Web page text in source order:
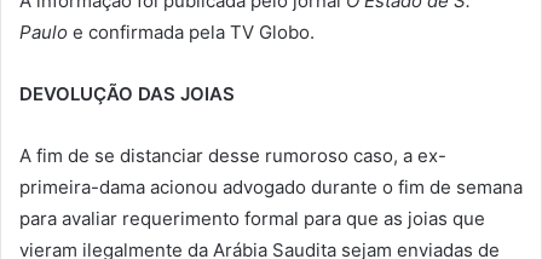
Paulo e confirmada pela TV Globo.
DEVOLUÇÃO DAS JOIAS
A fim de se distanciar desse rumoroso caso, a ex-
primeira-dama acionou advogado durante o fim de semana
para avaliar requerimento formal para que as joias que
vieram ilegalmente da Arábia Saudita sejam enviadas de